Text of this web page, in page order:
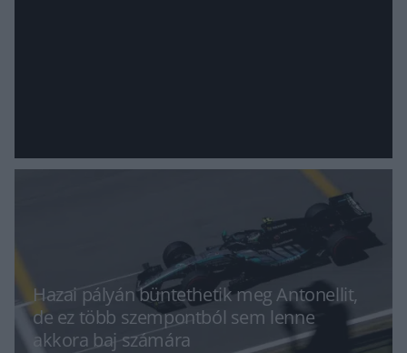
Hazai pályán büntethetik meg Antonellit,
de ez több szempontból sem lenne
akkora baj számára